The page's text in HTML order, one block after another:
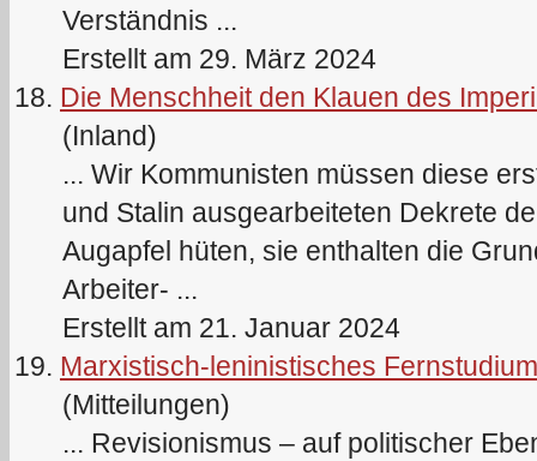
Verständnis ...
Erstellt am 29. März 2024
18. Die Menschheit den Klauen des
(Inland)
... Wir Kommunisten müssen diese
und Stalin ausgearbeiteten Dekrete
Augapfel hüten, sie enthalten die
Arbeiter- ...
Erstellt am 21. Januar 2024
19. Marxistisch-leninistisches
(Mitteilungen)
... Revisionismus – auf politischer